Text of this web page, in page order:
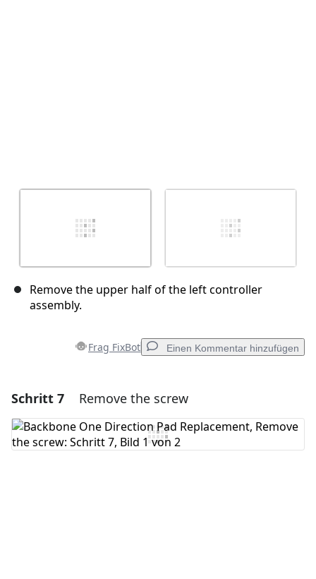
Remove the upper half of the left controller
assembly.
Frag FixBot Einen Kommentar hinzufügen
Einen Kommentar hinzufügen
Kommentar hinzufügen
Schritt 7 Remove the screw